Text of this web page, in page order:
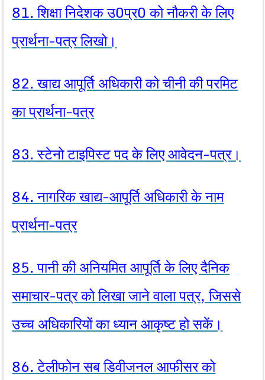
81. शिक्षा निदेशक उ0प्र0 को नौकरी के लिए
प्रार्थना-पत्र लिखो।
82. खाद्य आपूर्ति अधिकारी को चीनी की परमिट
का प्रार्थना-पत्र
83. स्टेनो टाइपिस्ट पद के लिए आवेदन-पत्र।
84. नागरिक खाद्य-आपूर्ति अधिकारी के नाम
प्रार्थना-पत्र
85. पानी की अनियमित आपूर्ति के लिए दैनिक
समाचार-पत्र को लिखा जाने वाला पत्र, जिससे
उच्च अधिकारियों का ध्यान आकृष्ट हो सकें।
86. टेलीफोन सब डिवीजनल आफीसर को